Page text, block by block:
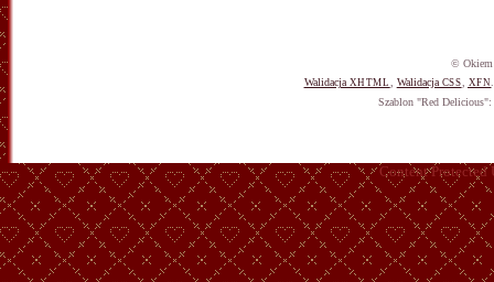
© Okiem
Walidacja XHTML Walidacja CSS XFN
Szablon "Red Delicious":
Content Protected